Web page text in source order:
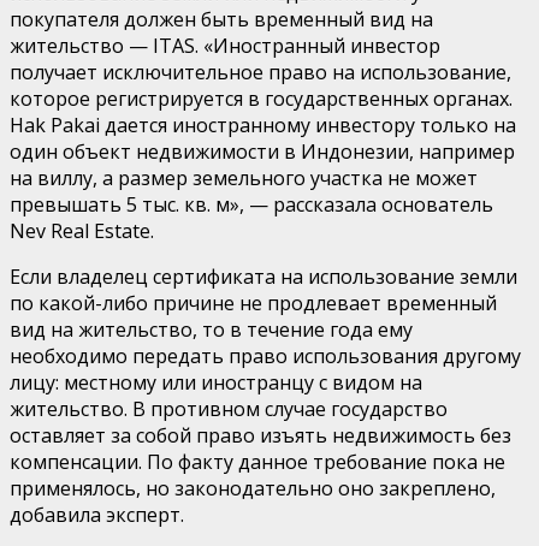
покупателя должен быть временный вид на
жительство — ITAS. «Иностранный инвестор
получает исключительное право на использование,
которое регистрируется в государственных органах.
Hak Pakai дается иностранному инвестору только на
один объект недвижимости в Индонезии, например
на виллу, а размер земельного участка не может
превышать 5 тыс. кв. м», — рассказала основатель
Nev Real Estate.
Если владелец сертификата на использование земли
по какой-либо причине не продлевает временный
вид на жительство, то в течение года ему
необходимо передать право использования другому
лицу: местному или иностранцу с видом на
жительство. В противном случае государство
оставляет за собой право изъять недвижимость без
компенсации. По факту данное требование пока не
применялось, но законодательно оно закреплено,
добавила эксперт.